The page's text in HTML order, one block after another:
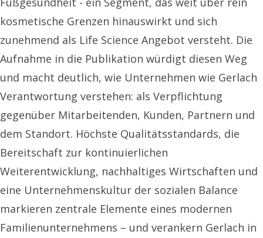
kosmetische Grenzen hinauswirkt und sich
zunehmend als Life Science Angebot versteht. Die
Aufnahme in die Publikation würdigt diesen Weg
und macht deutlich, wie Unternehmen wie Gerlach
Verantwortung verstehen: als Verpflichtung
gegenüber Mitarbeitenden, Kunden, Partnern und
dem Standort. Höchste Qualitätsstandards, die
Bereitschaft zur kontinuierlichen
Weiterentwicklung, nachhaltiges Wirtschaften und
eine Unternehmenskultur der sozialen Balance
markieren zentrale Elemente eines modernen
Familienunternehmens – und verankern Gerlach in